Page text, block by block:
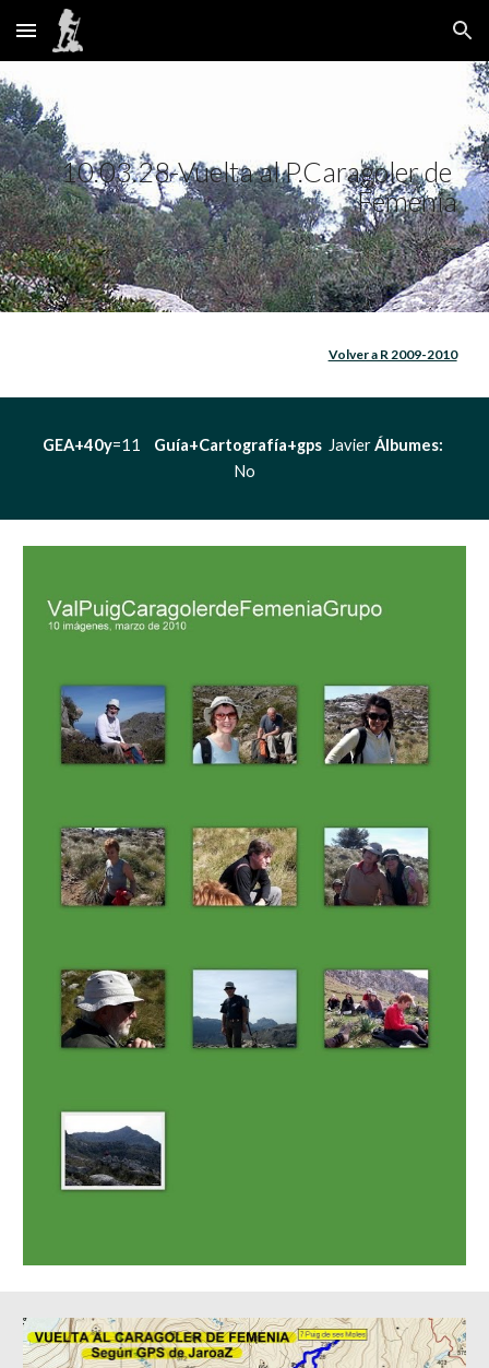
Skip to main content Skip to navigation
10.03.28-Vuelta al P.Caragoler de
Femenía
Volver a R 2009-2010
GEA+40y=11 Guía+Cartografía+gps Javier Álbumes:
No